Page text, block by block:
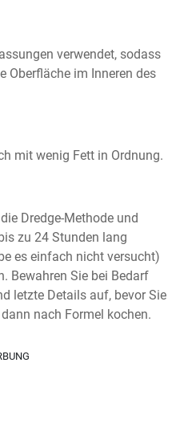
verwendet, sodass
Oberfläche im Inneren des
mit wenig Fett in Ordnung.
Dredge-Methode und
zu 24 Stunden lang
es einfach nicht versucht)
Bewahren Sie bei Bedarf
letzte Details auf, bevor Sie
nach Formel kochen.